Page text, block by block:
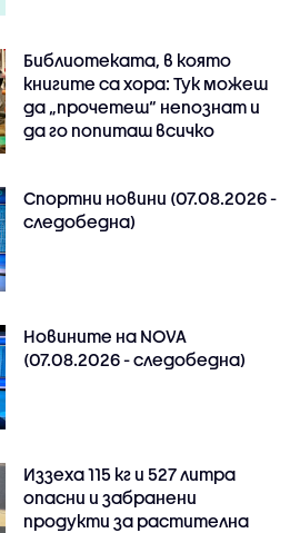
Библиотеката, в която
книгите са хора: Тук можеш
да „прочетеш“ непознат и
да го попиташ всичко
Спортни новини (07.08.2026 -
следобедна)
Новините на NOVA
(07.08.2026 - следобедна)
Иззеха 115 кг и 527 литра
опасни и забранени
продукти за растителна